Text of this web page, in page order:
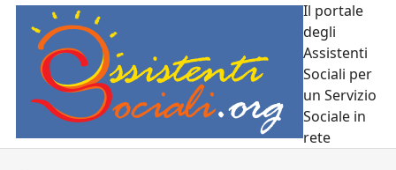
Il portale
degli
Assistenti
Sociali per
un Servizio
Sociale in
rete